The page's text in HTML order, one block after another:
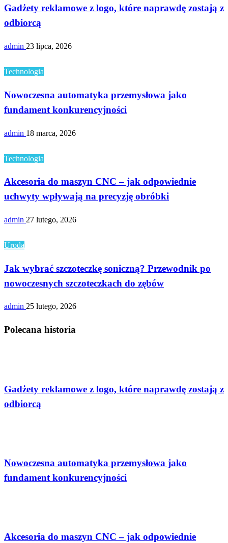
Gadżety reklamowe z logo, które naprawdę zostają z
odbiorcą
admin 23 lipca, 2026
Technologia
Nowoczesna automatyka przemysłowa jako
fundament konkurencyjności
admin 18 marca, 2026
Technologia
Akcesoria do maszyn CNC – jak odpowiednie
uchwyty wpływają na precyzję obróbki
admin 27 lutego, 2026
Uroda
Jak wybrać szczoteczkę soniczną? Przewodnik po
nowoczesnych szczoteczkach do zębów
admin 25 lutego, 2026
Polecana historia
Gadżety reklamowe z logo, które naprawdę zostają z
odbiorcą
Nowoczesna automatyka przemysłowa jako
fundament konkurencyjności
Akcesoria do maszyn CNC – jak odpowiednie